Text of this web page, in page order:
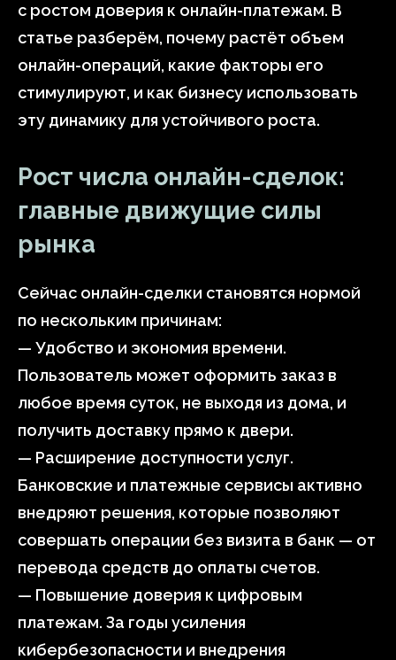
с ростом доверия к онлайн-платежам. В
статье разберём, почему растёт объем
онлайн-операций, какие факторы его
стимулируют, и как бизнесу использовать
эту динамику для устойчивого роста.
Рост числа онлайн-сделок:
главные движущие силы
рынка
Сейчас онлайн-сделки становятся нормой
по нескольким причинам:
— Удобство и экономия времени.
Пользователь может оформить заказ в
любое время суток, не выходя из дома, и
получить доставку прямо к двери.
— Расширение доступности услуг.
Банковские и платежные сервисы активно
внедряют решения, которые позволяют
совершать операции без визита в банк — от
перевода средств до оплаты счетов.
— Повышение доверия к цифровым
платежам. За годы усиления
кибербезопасности и внедрения